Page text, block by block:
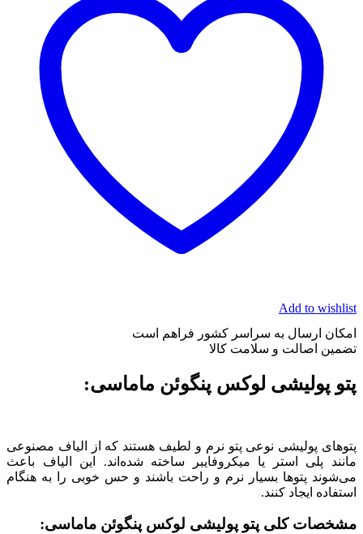
Add to wishlist
امکان ارسال به سراسر کشور فراهم است
تضمین اصالت و سلامت کالا
پتو پولیشی لوکس پنگوئن ماماسی:
پتوهای پولیشی نوعی پتو نرم و لطیف هستند که از الیاف مصنوعی
مانند پلی استر یا میکروفایبر ساخته شده‌اند. این الیاف باعث
می‌شوند پتوها بسیار نرم و راحت باشند و حس خوبی را به هنگام
استفاده ایجاد کنند.
مشخصات کلی پتو پولیشی لوکس پنگوئن ماماسی: